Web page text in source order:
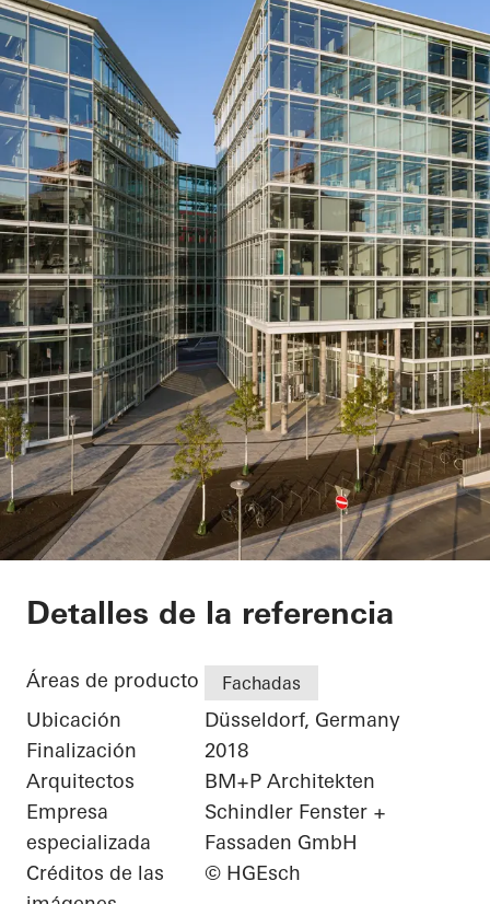
FLOAT
Detalles de la referencia
Áreas de producto Fachadas
Ubicación
Düsseldorf, Germany
Finalización
2018
Arquitectos
BM+P Architekten
Empresa
especializada
Schindler Fenster +
Fassaden GmbH
Créditos de las
© HGEsch